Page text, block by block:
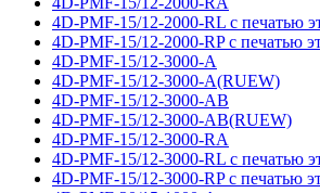
4D-PMF-15/12-2000-RL с печатью
4D-PMF-15/12-2000-RP с печатью
4D-PMF-15/12-3000-A
4D-PMF-15/12-3000-A(RUEW)
4D-PMF-15/12-3000-AB
4D-PMF-15/12-3000-AB(RUEW)
4D-PMF-15/12-3000-RA
4D-PMF-15/12-3000-RL с печатью
4D-PMF-15/12-3000-RP с печатью